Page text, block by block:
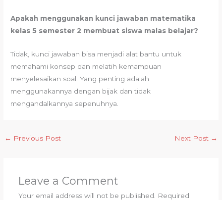
Apakah menggunakan kunci jawaban matematika
kelas 5 semester 2 membuat siswa malas belajar?
Tidak, kunci jawaban bisa menjadi alat bantu untuk
memahami konsep dan melatih kemampuan
menyelesaikan soal. Yang penting adalah
menggunakannya dengan bijak dan tidak
mengandalkannya sepenuhnya.
← Previous Post Next Post →
Leave a Comment
Your email address will not be published.
Required